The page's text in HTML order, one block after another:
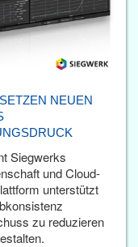
NEUEN
Siegwerks
und Cloud-
unterstützt
zu reduzieren